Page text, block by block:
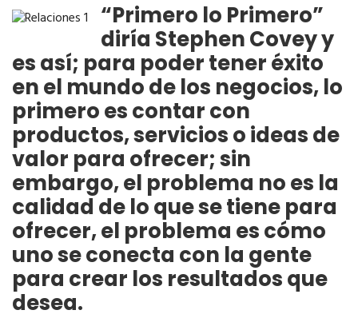
“Primero lo Primero”
diría Stephen Covey y
es así; para poder tener éxito
en el mundo de los negocios, lo
primero es contar con
productos, servicios o ideas de
valor para ofrecer; sin
embargo, el problema no es la
calidad de lo que se tiene para
ofrecer, el problema es cómo
uno se conecta con la gente
para crear los resultados que
desea.